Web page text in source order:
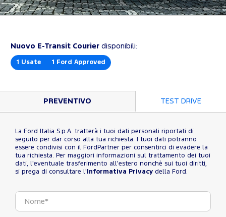
Nuovo E-Transit Courier disponibili:
1 Usate 1 Ford Approved
PREVENTIVO TEST DRIVE
La Ford Italia S.p.A. tratterà i tuoi dati personali riportati di
seguito per dar corso alla tua richiesta. I tuoi dati potranno
essere condivisi con il FordPartner per consentirci di evadere la
tua richiesta. Per maggiori informazioni sul trattamento dei tuoi
dati, l'eventuale trasferimento all'estero nonchè sui tuoi diritti,
si prega di consultare l' Informativa Privacy della Ford.